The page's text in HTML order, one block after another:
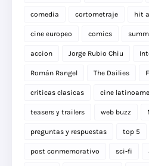
comedia cortometraje hit
cine europeo comics
accion Jorge Rubio Chiu
Román Rangel The Dailies
criticas clasicas cine
teasers y trailers web buzz
preguntas y respuestas top 5
post conmemorativo sci-fi